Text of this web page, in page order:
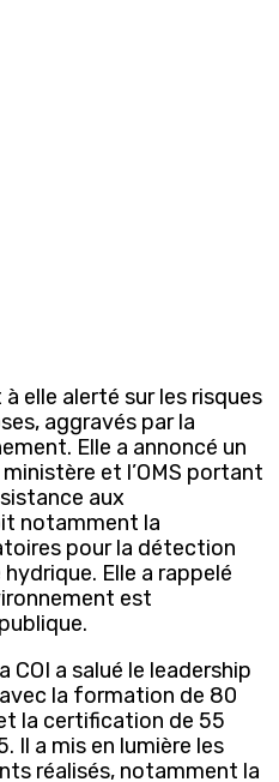
elle alerté sur les risques
aggravés par la
Elle a annoncé un
et l’OMS portant
aux
notamment la
pour la détection
Elle a rappelé
est
COI a salué le leadership
la formation de 80
la certification de 55
Il a mis en lumière les
réalisés, notamment la